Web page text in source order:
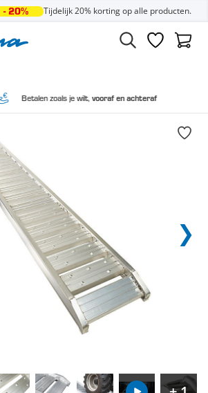
- 20% Tijdelijk 20% korting op alle producten.
Verlanglijst
Betalen zoals je wilt,vooraf en achteraf